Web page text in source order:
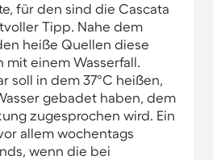
für den sind die Cascata
Tipp. Nahe dem
heiße Quellen diese
mit einem Wasserfall.
soll in dem 37°C heißen,
gebadet haben, dem
zugesprochen wird. Ein
allem wochentags
wenn die bei